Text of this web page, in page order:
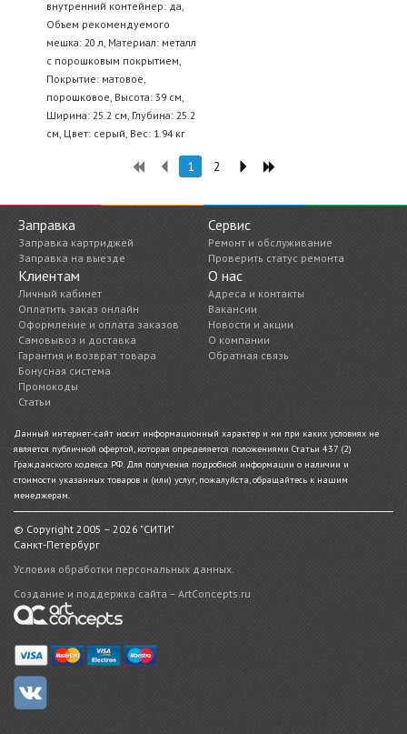
внутренний контейнер: да,
Объем рекомендуемого
мешка: 20 л, Материал: металл
с порошковым покрытием,
Покрытие: матовое,
порошковое, Высота: 39 см,
Ширина: 25.2 см, Глубина: 25.2
см, Цвет: серый, Вес: 1.94 кг
1 2
Заправка
Заправка картриджей
Заправка на выезде
Сервис
Ремонт и обслуживание
Проверить статус ремонта
Клиентам
Личный кабинет
Оплатить заказ онлайн
Оформление и оплата заказов
Самовывоз и доставка
Гарантия и возврат товара
Бонусная система
Промокоды
Статьи
О нас
Адреса и контакты
Вакансии
Новости и акции
О компании
Обратная связь
Данный интернет-сайт носит информационный характер и ни при каких условиях не
является публичной офертой, которая определяется положениями Статьи 437 (2)
Гражданского кодекса РФ. Для получения подробной информации о наличии и
стоимости указанных товаров и (или) услуг, пожалуйста, обращайтесь к нашим
менеджерам.
© Copyright 2005 – 2026 "СИТИ"
Санкт-Петербург
Условия обработки персональных данных.
Создание и поддержка сайта – ArtConcepts.ru